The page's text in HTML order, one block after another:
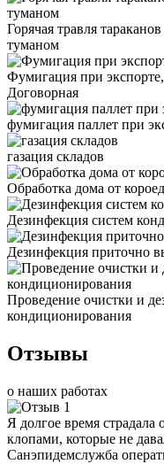
Горячая травля
туманом
Фумигация при
Договорная
фумигация паллет при
газация складов
Обработка дома от
Дезинфекция систем
Дезинфекция приточно
Проведение очистки и
кондиционирования
Отзывы
о наших работах
Я долгое время страдала
клопами, которые не
Санэпидемслужба